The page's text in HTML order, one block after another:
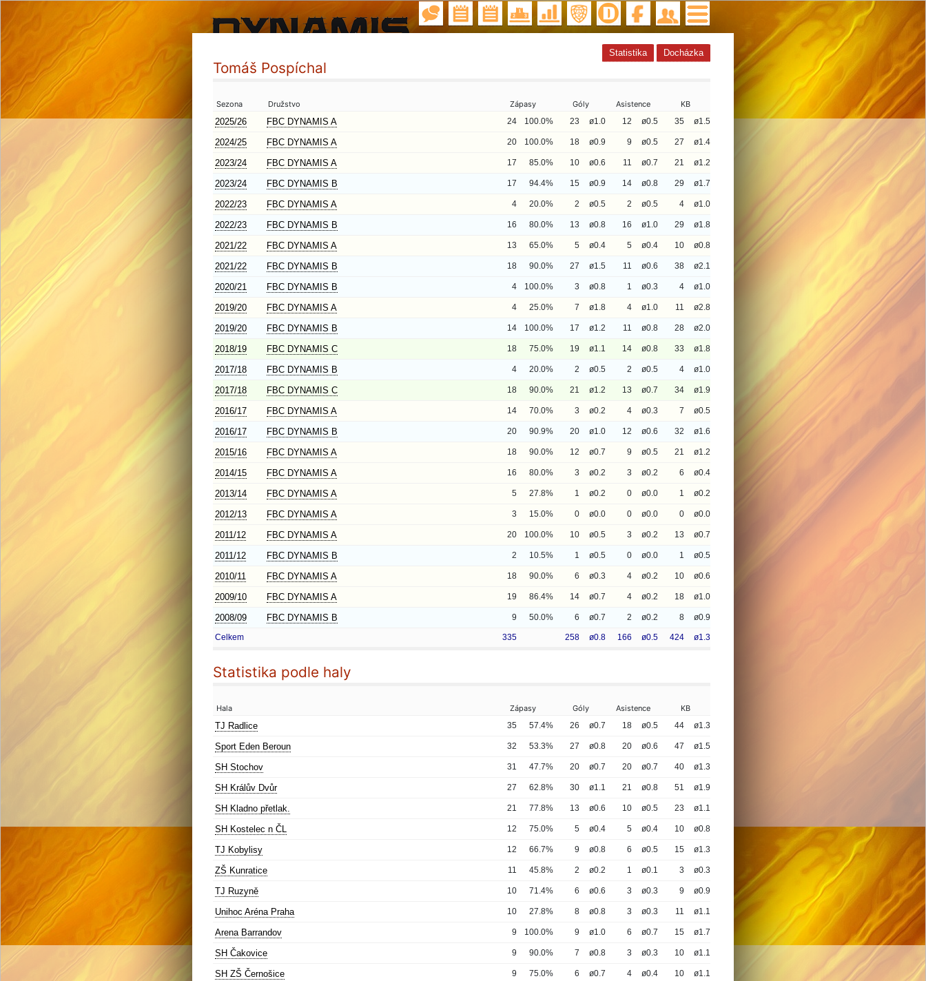
Statistika Docházka
Tomáš Pospíchal
Sezona Družstvo Zápasy Góly Asistence KB
2025/26 FBC DYNAMIS A 24 100.0% 23 ø1.0 12 ø0.5 35 ø1.5
2024/25 FBC DYNAMIS A 20 100.0% 18 ø0.9 9 ø0.5 27 ø1.4
2023/24 FBC DYNAMIS A 17 85.0% 10 ø0.6 11 ø0.7 21 ø1.2
2023/24 FBC DYNAMIS B 17 94.4% 15 ø0.9 14 ø0.8 29 ø1.7
2022/23 FBC DYNAMIS A 4 20.0% 2 ø0.5 2 ø0.5 4 ø1.0
2022/23 FBC DYNAMIS B 16 80.0% 13 ø0.8 16 ø1.0 29 ø1.8
2021/22 FBC DYNAMIS A 13 65.0% 5 ø0.4 5 ø0.4 10 ø0.8
2021/22 FBC DYNAMIS B 18 90.0% 27 ø1.5 11 ø0.6 38 ø2.1
2020/21 FBC DYNAMIS B 4 100.0% 3 ø0.8 1 ø0.3 4 ø1.0
2019/20 FBC DYNAMIS A 4 25.0% 7 ø1.8 4 ø1.0 11 ø2.8
2019/20 FBC DYNAMIS B 14 100.0% 17 ø1.2 11 ø0.8 28 ø2.0
2018/19 FBC DYNAMIS C 18 75.0% 19 ø1.1 14 ø0.8 33 ø1.8
2017/18 FBC DYNAMIS B 4 20.0% 2 ø0.5 2 ø0.5 4 ø1.0
2017/18 FBC DYNAMIS C 18 90.0% 21 ø1.2 13 ø0.7 34 ø1.9
2016/17 FBC DYNAMIS A 14 70.0% 3 ø0.2 4 ø0.3 7 ø0.5
2016/17 FBC DYNAMIS B 20 90.9% 20 ø1.0 12 ø0.6 32 ø1.6
2015/16 FBC DYNAMIS A 18 90.0% 12 ø0.7 9 ø0.5 21 ø1.2
2014/15 FBC DYNAMIS A 16 80.0% 3 ø0.2 3 ø0.2 6 ø0.4
2013/14 FBC DYNAMIS A 5 27.8% 1 ø0.2 0 ø0.0 1 ø0.2
2012/13 FBC DYNAMIS A 3 15.0% 0 ø0.0 0 ø0.0 0 ø0.0
2011/12 FBC DYNAMIS A 20 100.0% 10 ø0.5 3 ø0.2 13 ø0.7
2011/12 FBC DYNAMIS B 2 10.5% 1 ø0.5 0 ø0.0 1 ø0.5
2010/11 FBC DYNAMIS A 18 90.0% 6 ø0.3 4 ø0.2 10 ø0.6
2009/10 FBC DYNAMIS A 19 86.4% 14 ø0.7 4 ø0.2 18 ø1.0
2008/09 FBC DYNAMIS B 9 50.0% 6 ø0.7 2 ø0.2 8 ø0.9
Celkem 335 258 ø0.8 166 ø0.5 424 ø1.3
Statistika podle haly
Hala Zápasy Góly Asistence KB
TJ Radlice 35 57.4% 26 ø0.7 18 ø0.5 44 ø1.3
Sport Eden Beroun 32 53.3% 27 ø0.8 20 ø0.6 47 ø1.5
SH Stochov 31 47.7% 20 ø0.7 20 ø0.7 40 ø1.3
SH Králův Dvůr 27 62.8% 30 ø1.1 21 ø0.8 51 ø1.9
SH Kladno přetlak. 21 77.8% 13 ø0.6 10 ø0.5 23 ø1.1
SH Kostelec n ČL 12 75.0% 5 ø0.4 5 ø0.4 10 ø0.8
TJ Kobylisy 12 66.7% 9 ø0.8 6 ø0.5 15 ø1.3
ZŠ Kunratice 11 45.8% 2 ø0.2 1 ø0.1 3 ø0.3
TJ Ruzyně 10 71.4% 6 ø0.6 3 ø0.3 9 ø0.9
Unihoc Aréna Praha 10 27.8% 8 ø0.8 3 ø0.3 11 ø1.1
Arena Barrandov 9 100.0% 9 ø1.0 6 ø0.7 15 ø1.7
SH Čakovice 9 90.0% 7 ø0.8 3 ø0.3 10 ø1.1
SH ZŠ Černošice 9 75.0% 6 ø0.7 4 ø0.4 10 ø1.1